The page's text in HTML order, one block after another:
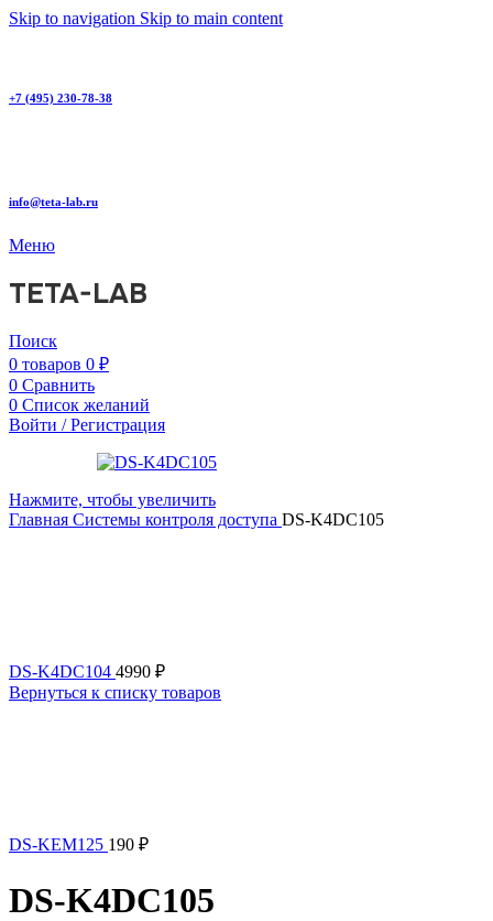
Skip to navigation Skip to main content
+7 (495) 230-78-38
info@teta-lab.ru
Меню
TETA-LAB
Поиск
0 товаров 0 ₽
0 Сравнить
0 Список желаний
Войти / Регистрация
Нажмите, чтобы увеличить
Главная Системы контроля доступа DS-K4DC105
DS-K4DC104 4990 ₽
Вернуться к списку товаров
DS-KEM125 190 ₽
DS-K4DC105